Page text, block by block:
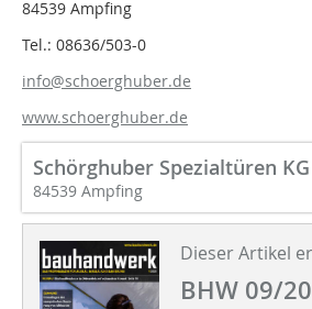
84539 Ampfing
Tel.: 08636/503-0
info@schoerghuber.de
www.schoerghuber.de
Schörghuber Spezialtüren KG
84539 Ampfing
Dieser Artikel
BHW 09/